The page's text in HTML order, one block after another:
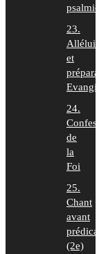
23.
Alléluia
et
Evangile
24.
de
la
Foi
25.
Chant
avant
(2e)